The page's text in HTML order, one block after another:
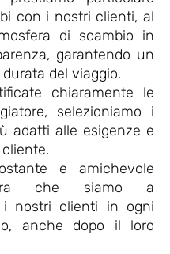
con i nostri clienti, al
di scambio in
garantendo un
del viaggio.
chiaramente le
selezioniamo i
adatti alle esigenze e
e amichevole
che siamo a
i nostri clienti in ogni
anche dopo il loro